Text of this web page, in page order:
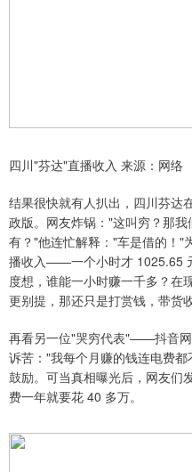
四川"芬达"直播收入 来源：网络
结果很快就有人扒出，四川芬达
政版。网友炸锅："这叫穷？那我
有？"他连忙解释："车是借的！"
播收入——一个小时才 1025.65
度想，谁能一小时赚一千多？在
更别提，那还只是打赏钱，带货
再看另一位"哭穷代表"——抖音
诉苦："我每个月赚的钱连电费
鼓励。可当真相曝光后，网友
费一年就要花 40 多万。